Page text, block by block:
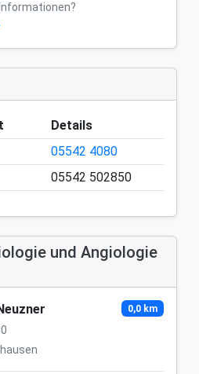
Details
05542 4080
05542 502850
und Angiologie
0,0 km